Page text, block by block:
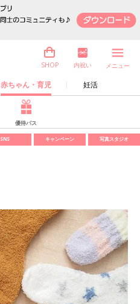
赤ちゃん・育児 妊活
SHOP 内祝い メニュー
優待パス
SNS キャンペーン 写真スタジオ